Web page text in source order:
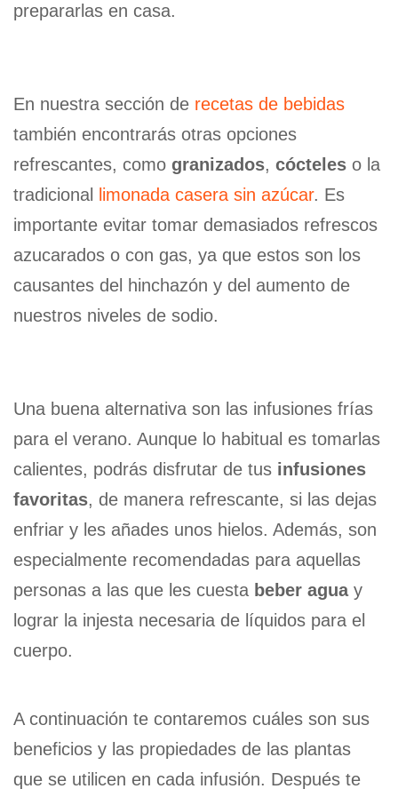
prepararlas en casa.
En nuestra sección de recetas de bebidas
también encontrarás otras opciones
refrescantes, como granizados, cócteles o la
tradicional
limonada casera sin azúcar. Es
importante evitar tomar demasiados refrescos
azucarados o con gas, ya que estos son los
causantes del hinchazón y del aumento de
nuestros niveles de sodio.
Una buena alternativa son las infusiones frías
para el verano. Aunque lo habitual es tomarlas
calientes, podrás disfrutar de tus infusiones
favoritas, de manera refrescante, si las dejas
enfriar y les añades unos hielos. Además, son
especialmente recomendadas para aquellas
personas a las que les cuesta beber aguay
lograr la injesta necesaria de líquidos para el
cuerpo.
A continuación te contaremos cuáles son sus
beneficios y las propiedades de las plantas
que se utilicen en cada infusión. Después te